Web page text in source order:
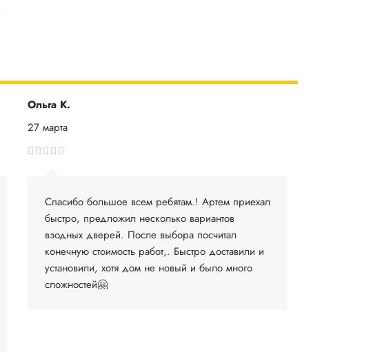
Ольга К.
27 марта
Спасибо большое всем ребятам.! Артем приехал
быстро, предложил несколько вариантов
взодных дверей. После выбора посчитал
конечную стоимость работ,. Быстро доставили и
установили, хотя дом не новый и было много
сложностей🤗